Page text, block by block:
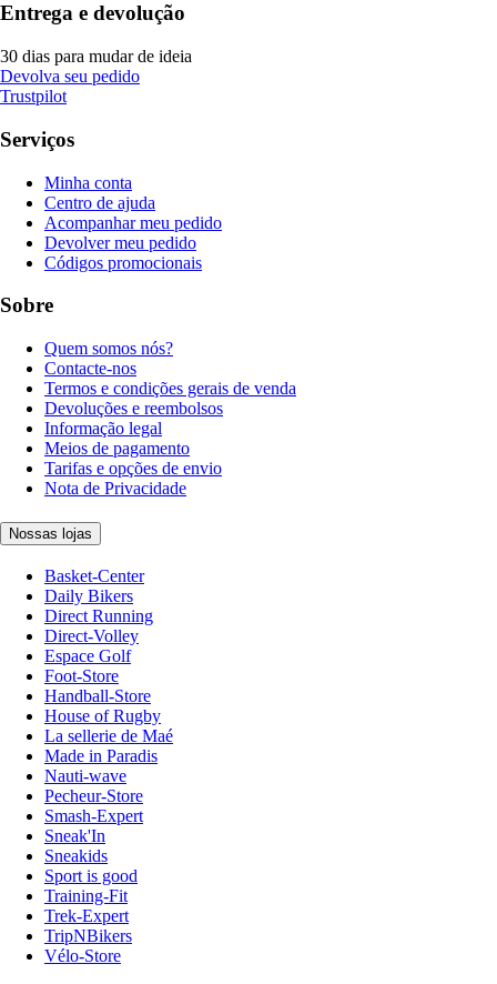
Entrega e devolução
30 dias para mudar de ideia
Devolva seu pedido
Trustpilot
Serviços
Minha conta
Centro de ajuda
Acompanhar meu pedido
Devolver meu pedido
Códigos promocionais
Sobre
Quem somos nós?
Contacte-nos
Termos e condições gerais de venda
Devoluções e reembolsos
Informação legal
Meios de pagamento
Tarifas e opções de envio
Nota de Privacidade
Nossas lojas
Basket-Center
Daily Bikers
Direct Running
Direct-Volley
Espace Golf
Foot-Store
Handball-Store
House of Rugby
La sellerie de Maé
Made in Paradis
Nauti-wave
Pecheur-Store
Smash-Expert
Sneak'In
Sneakids
Sport is good
Training-Fit
Trek-Expert
TripNBikers
Vélo-Store